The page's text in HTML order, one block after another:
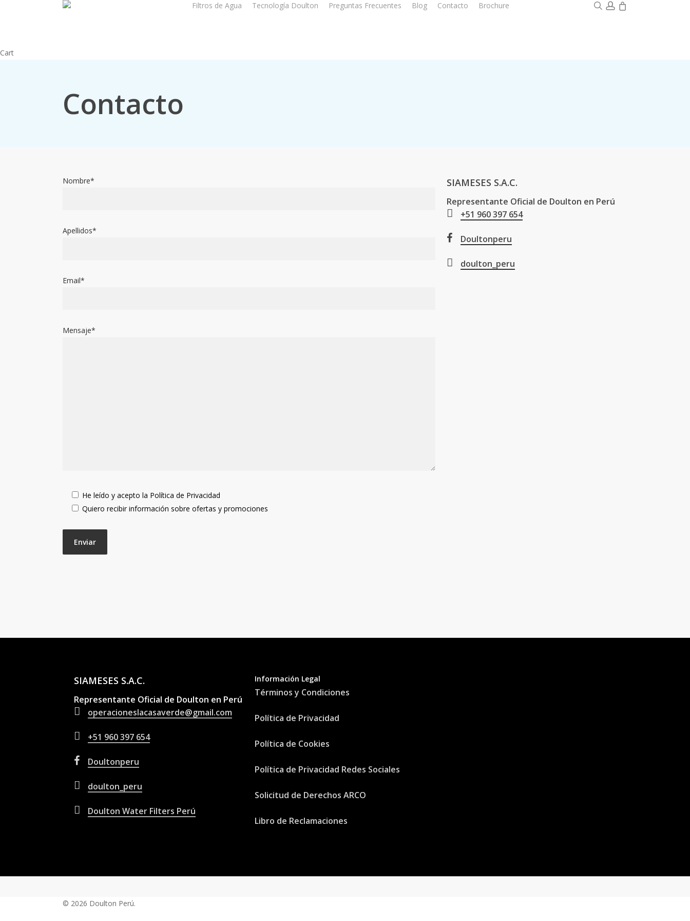
Filtros de Agua Tecnología Doulton Preguntas Frecuentes Blog Contacto Brochure search
account
CartClose
Contacto
Nombre*
Apellidos*
Email*
Mensaje*
He leído y acepto la Política de Privacidad
Quiero recibir información sobre ofertas y promociones
SIAMESES S.A.C.
Representante Oficial de Doulton en Perú
+51 960 397 654
Doultonperu
doulton_peru
SIAMESES S.A.C.
Representante Oficial de Doulton en Perú
operacioneslacasaverde@gmail.com
+51 960 397 654
Doultonperu
doulton_peru
Doulton Water Filters Perú
Información Legal
Términos y Condiciones
Política de Privacidad
Política de Cookies
Política de Privacidad Redes Sociales
Solicitud de Derechos ARCO
Libro de Reclamaciones
© 2026 Doulton Perú.